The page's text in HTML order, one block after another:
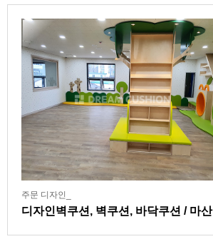
주문 디자인_
디자인벽쿠션, 벽쿠션, 바닥쿠션 / 마산